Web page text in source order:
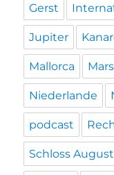
Gerst
Jupiter
Mallorca Mars
Niederlande
podcast
Schloss